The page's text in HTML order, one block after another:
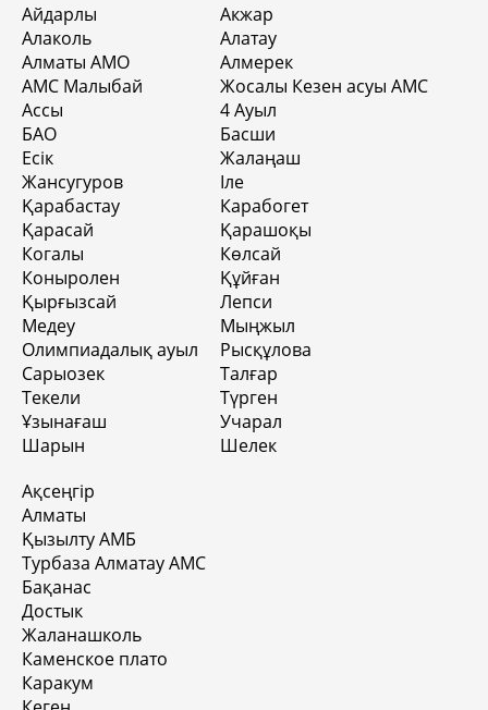
Айдарлы
Алаколь
Алматы АМО
АМС Малыбай
Ассы
БАО
Есік
Жансугуров
Қарабастау
Қарасай
Когалы
Коныролен
Қырғызсай
Медеу
Олимпиадалық ауыл
Сарыозек
Текели
Ұзынағаш
Шарын
Акжар
Алатау
Алмерек
Жосалы Кезен асуы АМС
4 Aуыл
Басши
Жалаңаш
Іле
Карабогет
Қарашоқы
Көлсай
Құйған
Лепси
Мыңжыл
Рысқұлова
Талғар
Түрген
Учарал
Шелек
Ақсеңгір
Алматы
Қызылту АМБ
Турбаза Алматау АМС
Бақанас
Достык
Жаланашколь
Каменское плато
Каракум